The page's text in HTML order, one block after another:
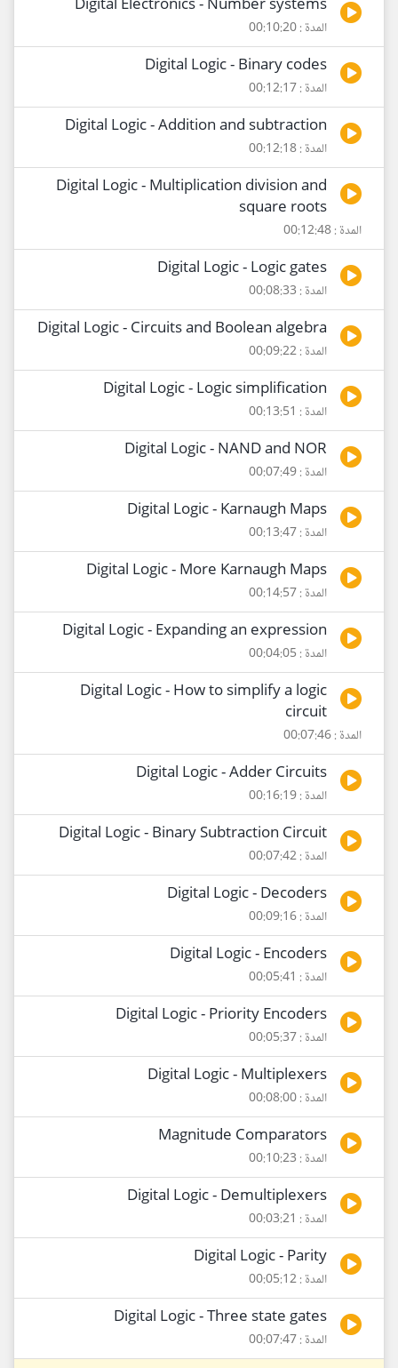
Digital Electronics - Number systems
المدة : 00:10:20
Digital Logic - Binary codes
المدة : 00:12:17
Digital Logic - Addition and subtraction
المدة : 00:12:18
Digital Logic - Multiplication division and
square roots
المدة : 00:12:48
Digital Logic - Logic gates
المدة : 00:08:33
Digital Logic - Circuits and Boolean algebra
المدة : 00:09:22
Digital Logic - Logic simplification
المدة : 00:13:51
Digital Logic - NAND and NOR
المدة : 00:07:49
Digital Logic - Karnaugh Maps
المدة : 00:13:47
Digital Logic - More Karnaugh Maps
المدة : 00:14:57
Digital Logic - Expanding an expression
المدة : 00:04:05
Digital Logic - How to simplify a logic
circuit
المدة : 00:07:46
Digital Logic - Adder Circuits
المدة : 00:16:19
Digital Logic - Binary Subtraction Circuit
المدة : 00:07:42
Digital Logic - Decoders
المدة : 00:09:16
Digital Logic - Encoders
المدة : 00:05:41
Digital Logic - Priority Encoders
المدة : 00:05:37
Digital Logic - Multiplexers
المدة : 00:08:00
Magnitude Comparators
المدة : 00:10:23
Digital Logic - Demultiplexers
المدة : 00:03:21
Digital Logic - Parity
المدة : 00:05:12
Digital Logic - Three state gates
المدة : 00:07:47